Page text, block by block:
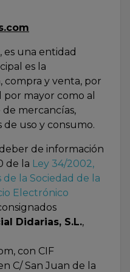
, es una entidad
es la
compra y venta, por
mayor como al
mercancías,
uso y consumo.
de información
de la Ley 34/2002,
de la Sociedad de la
Electrónico
Didarias, S.L.,
con CIF
C/ San Juan de la